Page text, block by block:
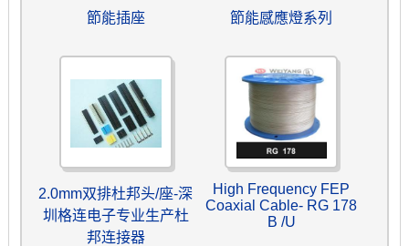
節能插座 節能感應燈系列
2.0mm双排杜邦头/座-深
圳格连电子专业生产杜
邦连接器
High Frequency FEP
Coaxial Cable- RG 178
B /U